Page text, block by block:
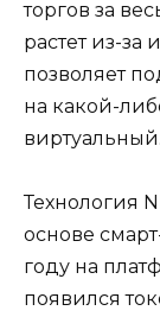
торгов за
растет из-за
позволяет
на какой-
виртуальный.
Технология
основе
году на
появился